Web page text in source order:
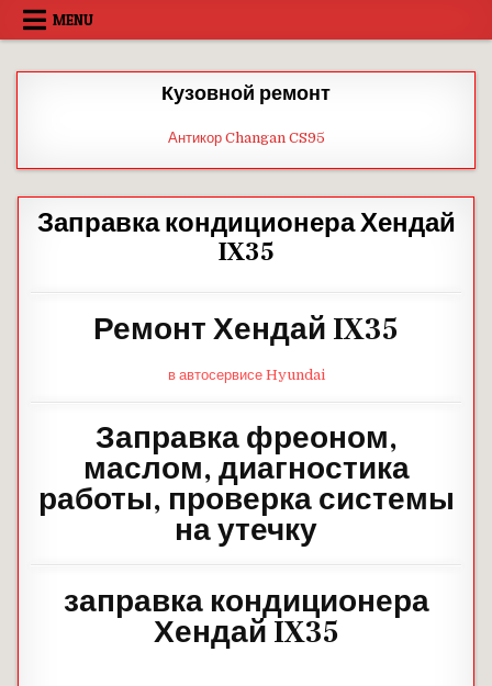
Skip
MENU
Кузовной ремонт
Антикор Changan CS95
Заправка кондиционера Хендай
IX35
Ремонт Хендай IX35
в автосервисе Hyundai
Заправка фреоном,
маслом, диагностика
работы, проверка системы
на утечку
заправка кондиционера
Хендай IX35